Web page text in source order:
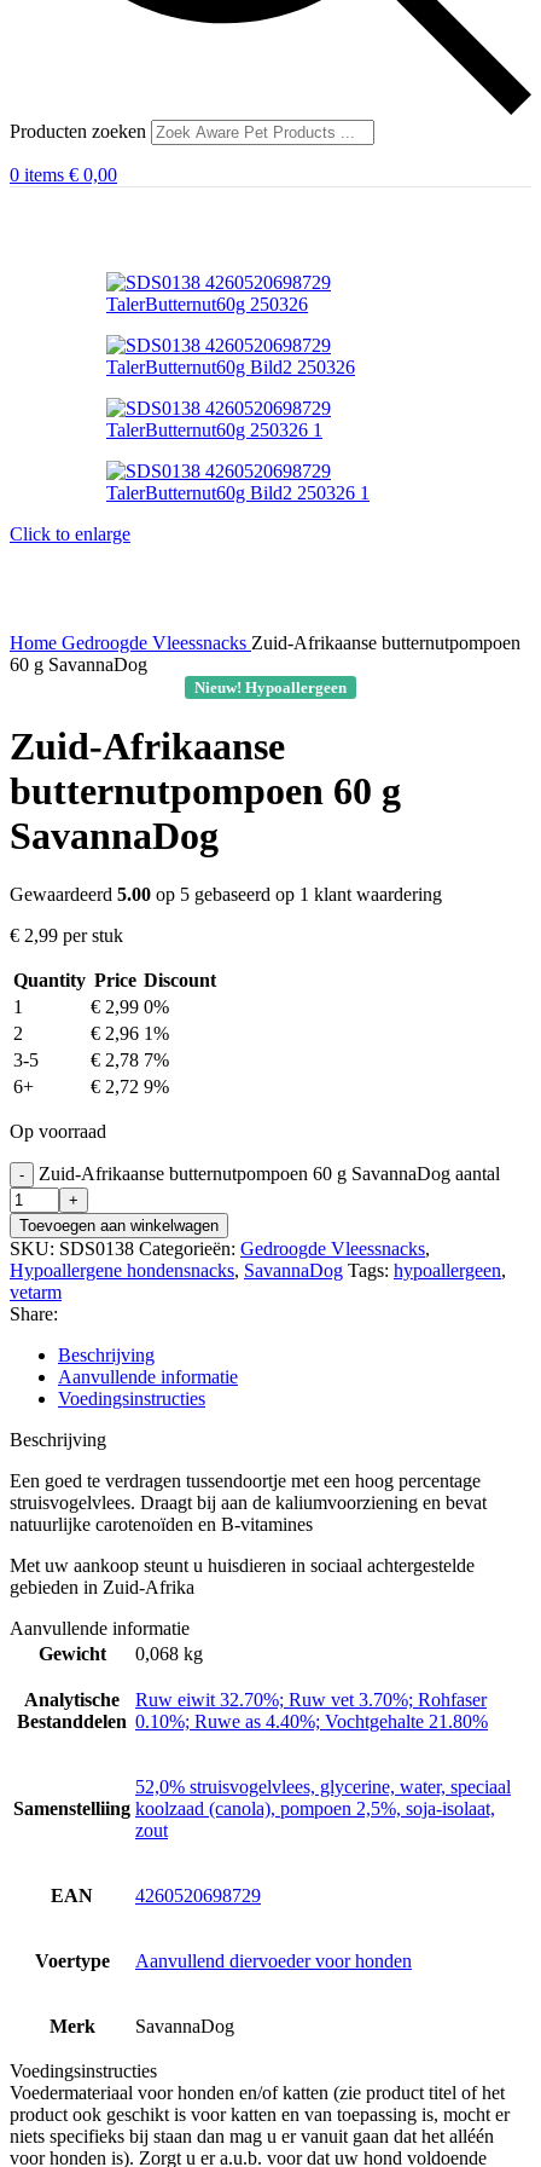
Producten zoeken
0 items € 0,00
Click to enlarge
Home Gedroogde Vleessnacks Zuid-Afrikaanse butternutpompoen
60 g SavannaDog
Nieuw! Hypoallergeen
Zuid-Afrikaanse
butternutpompoen 60 g
SavannaDog
Gewaardeerd 5.00 op 5 gebaseerd op 1 klant waardering
€ 2,99 per stuk
Quantity Price Discount
1
€ 2,99 0%
2
€ 2,96 1%
3-5
€ 2,78 7%
6+
€ 2,72 9%
Op voorraad
Zuid-Afrikaanse butternutpompoen 60 g SavannaDog aantal
Toevoegen aan winkelwagen
SKU: SDS0138 Categorieën: Gedroogde Vleessnacks,
Hypoallergene hondensnacks, SavannaDog Tags: hypoallergeen,
vetarm
Share:
Beschrijving
Aanvullende informatie
Voedingsinstructies
Beschrijving
Een goed te verdragen tussendoortje met een hoog percentage
struisvogelvlees. Draagt bij aan de kaliumvoorziening en bevat
natuurlijke carotenoïden en B-vitamines
Met uw aankoop steunt u huisdieren in sociaal achtergestelde
gebieden in Zuid-Afrika
Aanvullende informatie
Gewicht
0,068 kg
Analytische
Bestanddelen
Ruw eiwit 32.70%; Ruw vet 3.70%; Rohfaser
0.10%; Ruwe as 4.40%; Vochtgehalte 21.80%
Samenstelliing
52,0% struisvogelvlees, glycerine, water, speciaal
koolzaad (canola), pompoen 2,5%, soja-isolaat,
zout
EAN 4260520698729
Voertype Aanvullend diervoeder voor honden
Merk SavannaDog
Voedingsinstructies
Voedermateriaal voor honden en/of katten (zie product titel of het
product ook geschikt is voor katten en van toepassing is, mocht er
niets specifieks bij staan dan mag u er vanuit gaan dat het alléén
voor honden is). Zorgt u er a.u.b. voor dat uw hond voldoende